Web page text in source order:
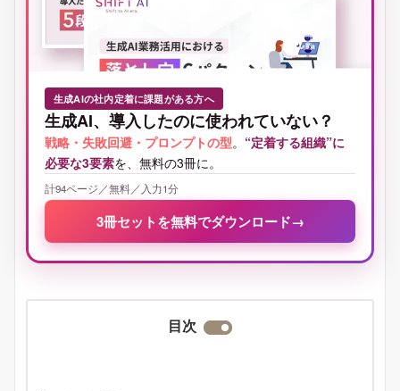
生成AIの社内定着に課題がある方へ
生成AI、導入したのに使われていない？
戦略・失敗回避・プロンプトの型。 “定着する組織”に
必要な3要素を、無料の3冊に。
計94ページ／無料／入力1分
3冊セットを無料でダウンロード→
目次